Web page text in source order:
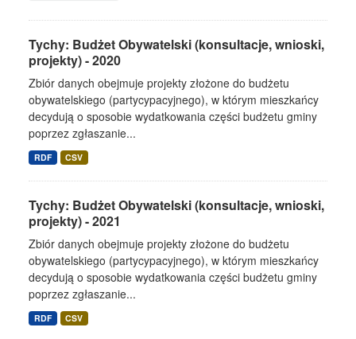
Tychy: Budżet Obywatelski (konsultacje, wnioski,
projekty) - 2020
Zbiór danych obejmuje projekty złożone do budżetu
obywatelskiego (partycypacyjnego), w którym mieszkańcy
decydują o sposobie wydatkowania części budżetu gminy
poprzez zgłaszanie...
RDF CSV
Tychy: Budżet Obywatelski (konsultacje, wnioski,
projekty) - 2021
Zbiór danych obejmuje projekty złożone do budżetu
obywatelskiego (partycypacyjnego), w którym mieszkańcy
decydują o sposobie wydatkowania części budżetu gminy
poprzez zgłaszanie...
RDF CSV